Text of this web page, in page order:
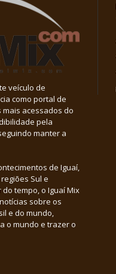
veículo de
como portal de
mais acessados do
pela
manter a
de Iguaí,
Sul e
tempo, o Iguaí Mix
sobre os
e do mundo,
o mundo e trazer o